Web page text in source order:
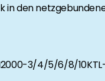
den
3/4/5/6/8/